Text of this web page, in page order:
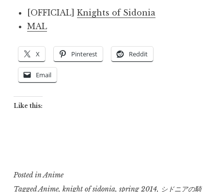
[OFFICIAL] Knights of Sidonia
MAL
X Pinterest Reddit
Email
Like this:
Posted inAnime
TaggedAnime, knight of sidonia, spring 2014, シドニアの騎